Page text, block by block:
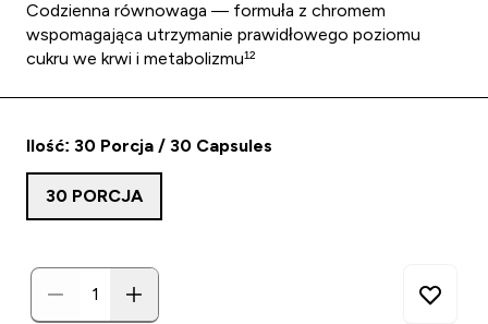
Codzienna równowaga — formuła z chromem
wspomagająca utrzymanie prawidłowego poziomu
cukru we krwi i metabolizmu¹²
Ilość: 30 Porcja / 30 Capsules
30 PORCJA